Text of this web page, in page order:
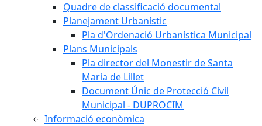
Quadre de classificació documental
Planejament Urbanístic
Pla d'Ordenació Urbanística Municipal
Plans Municipals
Pla director del Monestir de Santa
Maria de Lillet
Document Únic de Protecció Civil
Municipal - DUPROCIM
Informació econòmica